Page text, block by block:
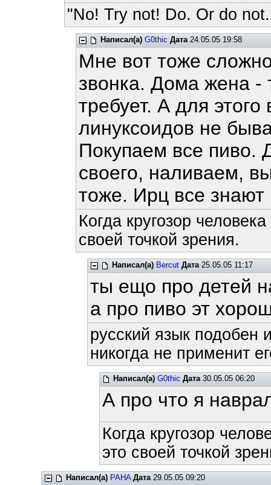
"No! Try not! Do. Or do
Написал(а) G0thic Дата24.05.05 19:58
Мне вот тоже
звонка. Дома жена -
требует. А для
линуксоидов не
Покупаем все пиво.
своего, наливаем,
тоже. Ирц все знают
Когда кругозор
своей точкой зрения.
Написал(а) Bercut Дата25.05.05 11:17
ты ещо про детей
а про пиво эт
русский язык подобен
никогда не применит
Написал(а) G0thic Дата30.05.05 06:20
А про что я
Когда кругозор
это своей точкой
Написал(а) PAHA Дата29.05.05 09:20